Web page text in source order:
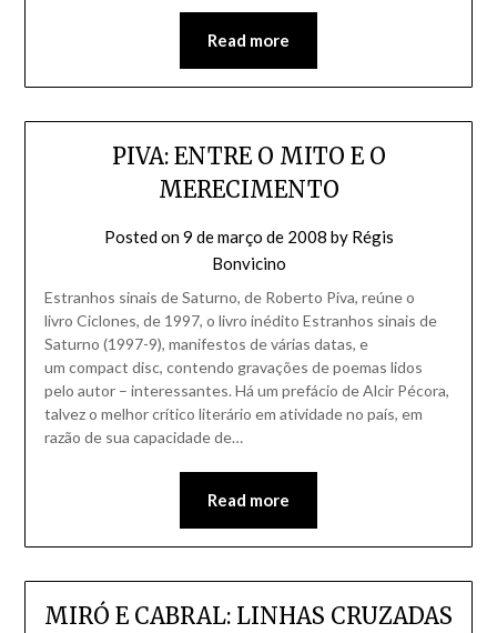
Read more
PIVA: ENTRE O MITO E O
MERECIMENTO
Posted on9 de março de 2008 by Régis
Bonvicino
Estranhos sinais de Saturno, de Roberto Piva, reúne o
livro Ciclones, de 1997, o livro inédito Estranhos sinais de
Saturno (1997-9), manifestos de várias datas, e
um compact disc, contendo gravações de poemas lidos
pelo autor – interessantes. Há um prefácio de Alcir Pécora,
talvez o melhor crítico literário em atividade no país, em
razão de sua capacidade de…
Read more
MIRÓ E CABRAL: LINHAS CRUZADAS